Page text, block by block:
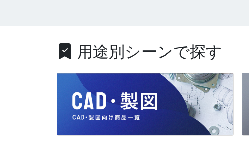
用途別シーンで探す